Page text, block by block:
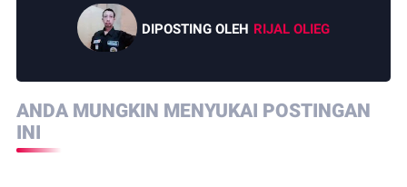
DIPOSTING OLEH RIJAL OLIEG
ANDA MUNGKIN MENYUKAI POSTINGAN
INI